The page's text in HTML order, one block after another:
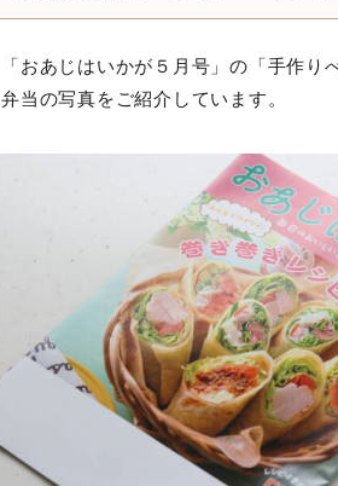
「おあじはいかが５月号」の「手作
弁当の写真をご紹介しています。